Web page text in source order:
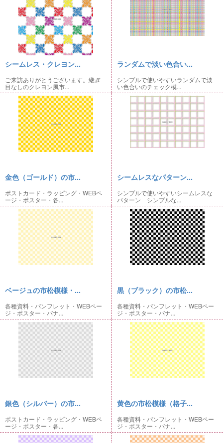
シームレス・クレヨン...
ご来訪ありがとうございます。継ぎ
目なしのクレヨン風市...
ランダムで淡い色合い...
シンプルで使いやすいランダムで淡
い色合いのチェック模...
金色（ゴールド）の市...
ポストカード・ラッピング・WEBペ
ージ・ポスター・各...
シームレスなパターン...
シンプルで使いやすいシームレスな
パターン シンプルな...
ベージュの市松模様・...
各種資料・パンフレット・WEBペー
ジ・ポスター・バナ...
黒（ブラック）の市松...
各種資料・パンフレット・WEBペー
ジ・ポスター・バナ...
銀色（シルバー）の市...
ポストカード・ラッピング・WEBペ
ージ・ポスター・各...
黄色の市松模様（格子...
各種資料・パンフレット・WEBペー
ジ・ポスター・バナ...